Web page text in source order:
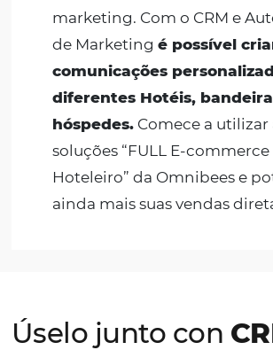
Para Hotéis e
potência e escala às